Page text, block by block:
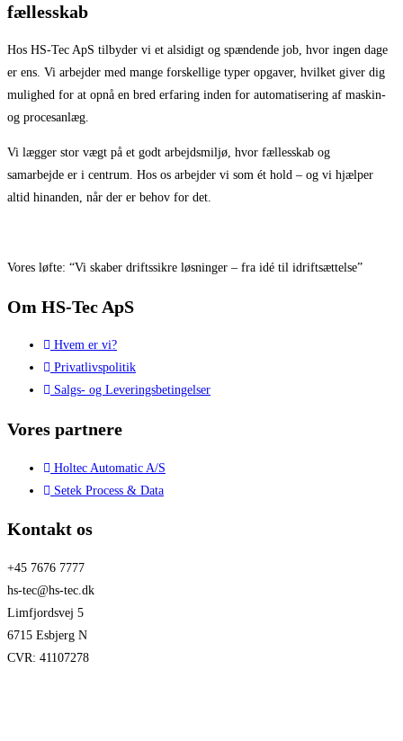
fællesskab
Hos HS-Tec ApS tilbyder vi et alsidigt og spændende job, hvor ingen dage
er ens. Vi arbejder med mange forskellige typer opgaver, hvilket giver dig
mulighed for at opnå en bred erfaring inden for automatisering af maskin-
og procesanlæg.
Vi lægger stor vægt på et godt arbejdsmiljø, hvor fællesskab og
samarbejde er i centrum. Hos os arbejder vi som ét hold – og vi hjælper
altid hinanden, når der er behov for det.
Vores løfte: “Vi skaber driftssikre løsninger – fra idé til idriftsættelse”
Om HS-Tec ApS
Hvem er vi?
Privatlivspolitik
Salgs- og Leveringsbetingelser
Vores partnere
Holtec Automatic A/S
Setek Process & Data
Kontakt os
+45 7676 7777
hs-tec@hs-tec.dk
Limfjordsvej 5
6715 Esbjerg N
CVR: 41107278